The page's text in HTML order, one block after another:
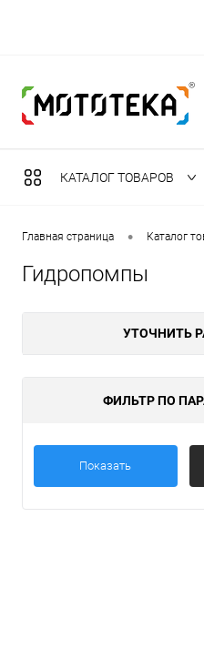
КАТАЛОГ ТОВАРОВ
Главная страница • Каталог
Гидропомпы
УТОЧНИТЬ
ФИЛЬТР ПО
Показать